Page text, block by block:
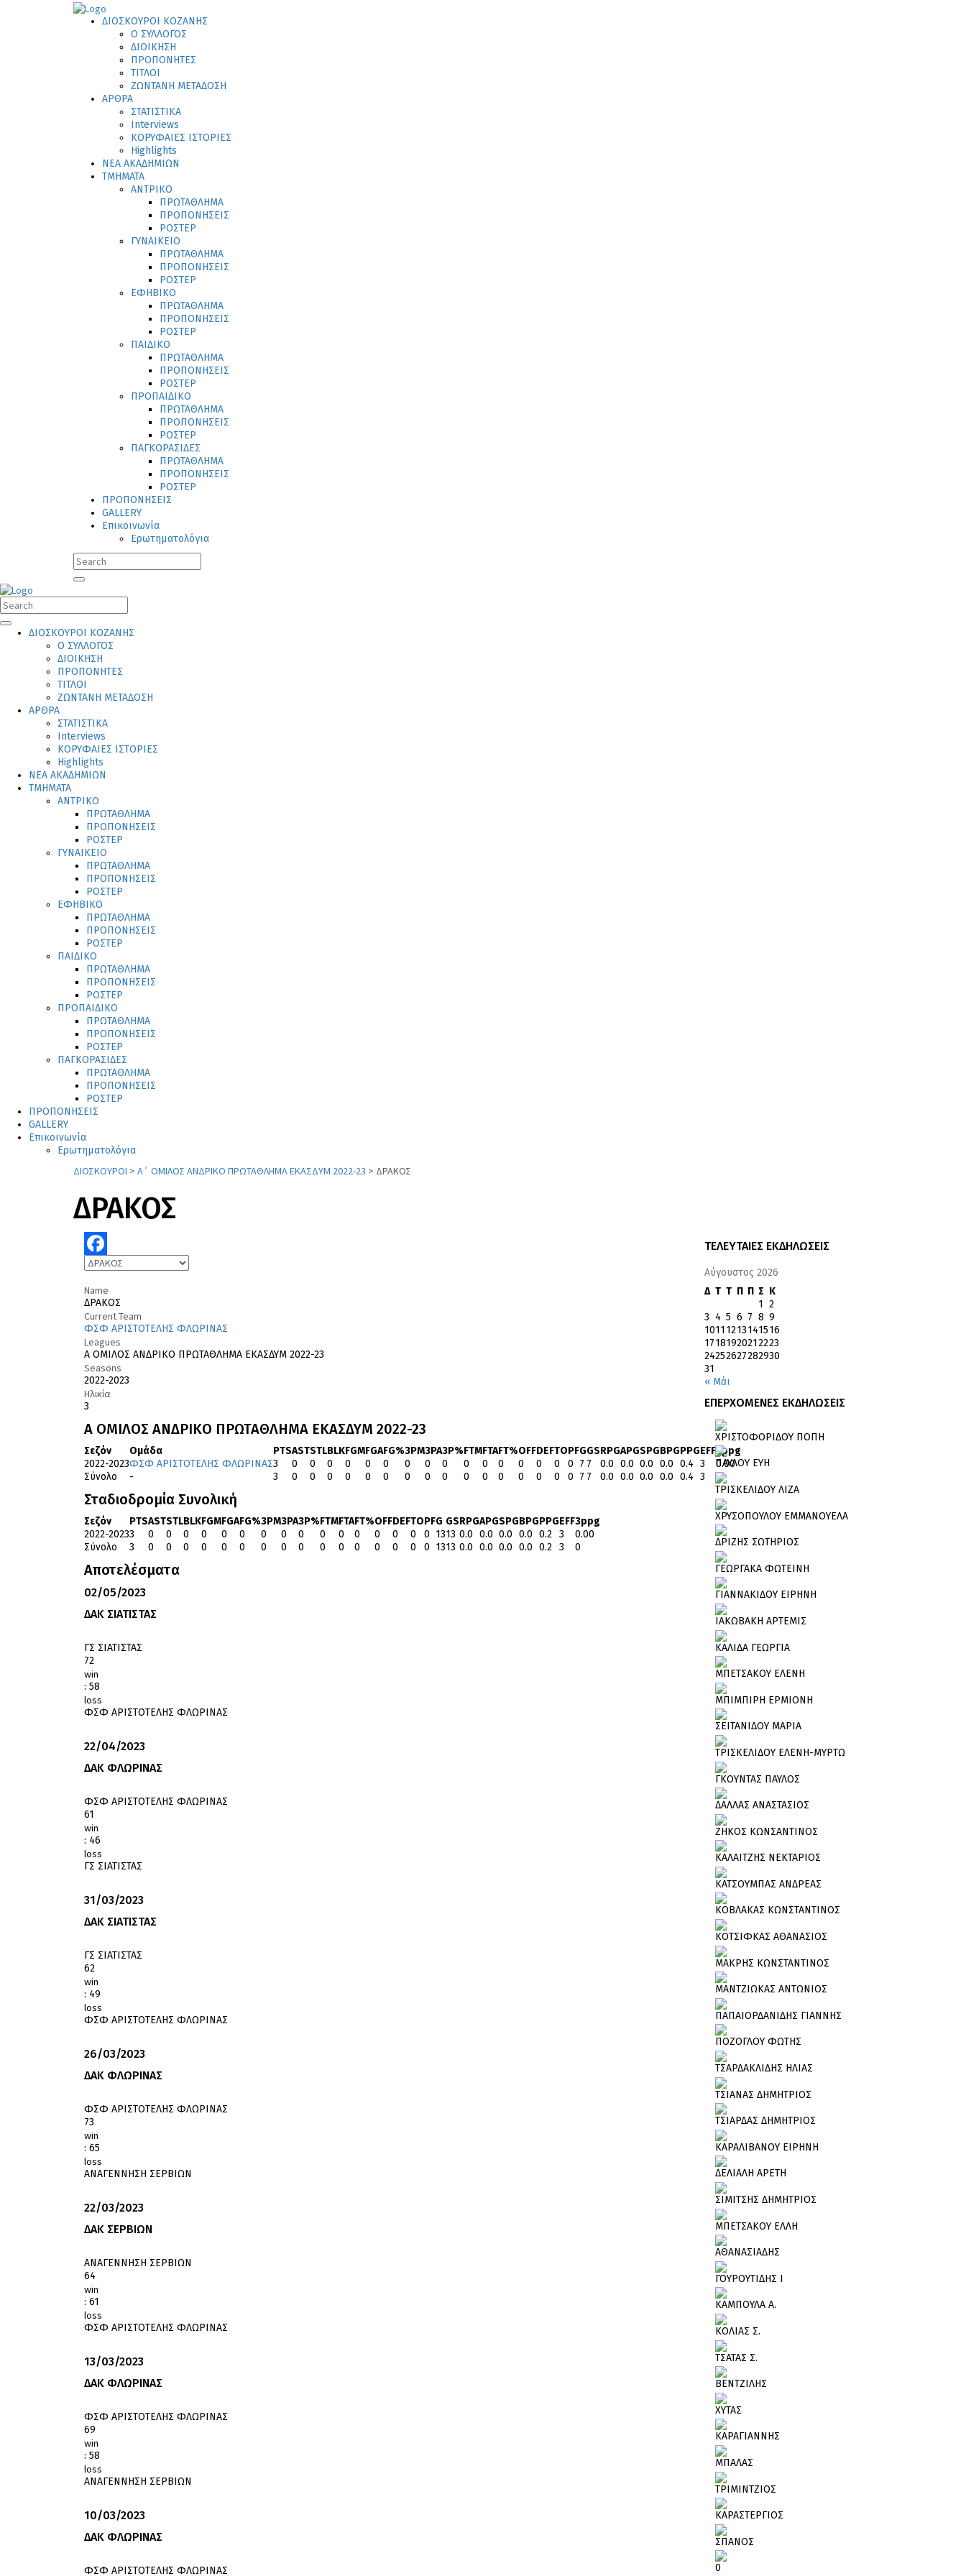
ΔΙΟΣΚΟΥΡΟΙ ΚΟΖΑΝΗΣ
Ο ΣΥΛΛΟΓΟΣ
ΔΙΟΙΚΗΣΗ
ΠΡΟΠΟΝΗΤΕΣ
ΤΙΤΛΟΙ
ΖΩΝΤΑΝΗ ΜΕΤΑΔΟΣΗ
ΑΡΘΡΑ
ΣΤΑΤΙΣΤΙΚΑ
Interviews
ΚΟΡΥΦΑΙΕΣ ΙΣΤΟΡΙΕΣ
Highlights
ΝΕΑ ΑΚΑΔΗΜΙΩΝ
ΤΜΗΜΑΤΑ
ΑΝΤΡΙΚΟ
ΠΡΩΤΑΘΛΗΜΑ
ΠΡΟΠΟΝΗΣΕΙΣ
ΡΟΣΤΕΡ
ΓΥΝΑΙΚΕΙΟ
ΠΡΩΤΑΘΛΗΜΑ
ΠΡΟΠΟΝΗΣΕΙΣ
ΡΟΣΤΕΡ
ΕΦΗΒΙΚΟ
ΠΡΩΤΑΘΛΗΜΑ
ΠΡΟΠΟΝΗΣΕΙΣ
ΡΟΣΤΕΡ
ΠΑΙΔΙΚΟ
ΠΡΩΤΑΘΛΗΜΑ
ΠΡΟΠΟΝΗΣΕΙΣ
ΡΟΣΤΕΡ
ΠΡΟΠΑΙΔΙΚΟ
ΠΡΩΤΑΘΛΗΜΑ
ΠΡΟΠΟΝΗΣΕΙΣ
ΡΟΣΤΕΡ
ΠΑΓΚΟΡΑΣΙΔΕΣ
ΠΡΩΤΑΘΛΗΜΑ
ΠΡΟΠΟΝΗΣΕΙΣ
ΡΟΣΤΕΡ
ΠΡΟΠΟΝΗΣΕΙΣ
GALLERY
Επικοινωνία
Ερωτηματολόγια
ΔΙΟΣΚΟΥΡΟΙ ΚΟΖΑΝΗΣ
Ο ΣΥΛΛΟΓΟΣ
ΔΙΟΙΚΗΣΗ
ΠΡΟΠΟΝΗΤΕΣ
ΤΙΤΛΟΙ
ΖΩΝΤΑΝΗ ΜΕΤΑΔΟΣΗ
ΑΡΘΡΑ
ΣΤΑΤΙΣΤΙΚΑ
Interviews
ΚΟΡΥΦΑΙΕΣ ΙΣΤΟΡΙΕΣ
Highlights
ΝΕΑ ΑΚΑΔΗΜΙΩΝ
ΤΜΗΜΑΤΑ
ΑΝΤΡΙΚΟ
ΠΡΩΤΑΘΛΗΜΑ
ΠΡΟΠΟΝΗΣΕΙΣ
ΡΟΣΤΕΡ
ΓΥΝΑΙΚΕΙΟ
ΠΡΩΤΑΘΛΗΜΑ
ΠΡΟΠΟΝΗΣΕΙΣ
ΡΟΣΤΕΡ
ΕΦΗΒΙΚΟ
ΠΡΩΤΑΘΛΗΜΑ
ΠΡΟΠΟΝΗΣΕΙΣ
ΡΟΣΤΕΡ
ΠΑΙΔΙΚΟ
ΠΡΩΤΑΘΛΗΜΑ
ΠΡΟΠΟΝΗΣΕΙΣ
ΡΟΣΤΕΡ
ΠΡΟΠΑΙΔΙΚΟ
ΠΡΩΤΑΘΛΗΜΑ
ΠΡΟΠΟΝΗΣΕΙΣ
ΡΟΣΤΕΡ
ΠΑΓΚΟΡΑΣΙΔΕΣ
ΠΡΩΤΑΘΛΗΜΑ
ΠΡΟΠΟΝΗΣΕΙΣ
ΡΟΣΤΕΡ
ΠΡΟΠΟΝΗΣΕΙΣ
GALLERY
Επικοινωνία
Ερωτηματολόγια
ΔΙΟΣΚΟΥΡΟΙ > Α΄ ΟΜΙΛΟΣ ΑΝΔΡΙΚΟ ΠΡΩΤΑΘΛΗΜΑ ΕΚΑΣΔΥΜ 2022-23 > ΔΡΑΚΟΣ
ΔΡΑΚΟΣ
Facebook
Name
ΔΡΑΚΟΣ
Current Team
ΦΣΦ ΑΡΙΣΤΟΤΕΛΗΣ ΦΛΩΡΙΝΑΣ
Leagues
Α΄ ΟΜΙΛΟΣ ΑΝΔΡΙΚΟ ΠΡΩΤΑΘΛΗΜΑ ΕΚΑΣΔΥΜ 2022-23
Seasons
2022-2023
Ηλικία
3
Α΄ ΟΜΙΛΟΣ ΑΝΔΡΙΚΟ ΠΡΩΤΑΘΛΗΜΑ ΕΚΑΣΔΥΜ 2022-23
Σεζόν Ομάδα PTSASTSTLBLKFGMFGAFG%3PM3PA3P%FTMFTAFT%OFFDEFTOPFGGSRPGAPGSPGBPGPPGEFF3ppg
2022-2023ΦΣΦ ΑΡΙΣΤΟΤΕΛΗΣ ΦΛΩΡΙΝΑΣ3 0 0 0 0 0 0 0 0 0 0 0 0 0 0 0 0 7 7 0.0 0.0 0.0 0.0 0.4 3
0.00
Σύνολο
- 3 0 0 0 0 0 0 0 0 0 0 0 0 0 0 0 0 7 7 0.0 0.0 0.0 0.0 0.4 3 0
Σταδιοδρομία Συνολική
Σεζόν PTSASTSTLBLKFGMFGAFG%3PM3PA3P%FTMFTAFT%OFFDEFTOPFG GSRPGAPGSPGBPGPPGEFF3ppg
2022-20233 0 0 0 0 0 0 0 0 0 0 0 0 0 0 0 0 1313 0.0 0.0 0.0 0.0 0.2 3
0.00
Σύνολο
3 0 0 0 0 0 0 0 0 0 0 0 0 0 0 0 0 1313 0.0 0.0 0.0 0.0 0.2 3 0
Αποτελέσματα
02/05/2023
ΔΑΚ ΣΙΑΤΙΣΤΑΣ
ΓΣ ΣΙΑΤΙΣΤΑΣ
72
win
: 58
loss
ΦΣΦ ΑΡΙΣΤΟΤΕΛΗΣ ΦΛΩΡΙΝΑΣ
22/04/2023
ΔΑΚ ΦΛΩΡΙΝΑΣ
ΦΣΦ ΑΡΙΣΤΟΤΕΛΗΣ ΦΛΩΡΙΝΑΣ
61
win
: 46
loss
ΓΣ ΣΙΑΤΙΣΤΑΣ
31/03/2023
ΔΑΚ ΣΙΑΤΙΣΤΑΣ
ΓΣ ΣΙΑΤΙΣΤΑΣ
62
win
: 49
loss
ΦΣΦ ΑΡΙΣΤΟΤΕΛΗΣ ΦΛΩΡΙΝΑΣ
26/03/2023
ΔΑΚ ΦΛΩΡΙΝΑΣ
ΦΣΦ ΑΡΙΣΤΟΤΕΛΗΣ ΦΛΩΡΙΝΑΣ
73
win
: 65
loss
ΑΝΑΓΕΝΝΗΣΗ ΣΕΡΒΙΩΝ
22/03/2023
ΔΑΚ ΣΕΡΒΙΩΝ
ΑΝΑΓΕΝΝΗΣΗ ΣΕΡΒΙΩΝ
64
win
: 61
loss
ΦΣΦ ΑΡΙΣΤΟΤΕΛΗΣ ΦΛΩΡΙΝΑΣ
13/03/2023
ΔΑΚ ΦΛΩΡΙΝΑΣ
ΦΣΦ ΑΡΙΣΤΟΤΕΛΗΣ ΦΛΩΡΙΝΑΣ
69
win
: 58
loss
ΑΝΑΓΕΝΝΗΣΗ ΣΕΡΒΙΩΝ
10/03/2023
ΔΑΚ ΦΛΩΡΙΝΑΣ
ΦΣΦ ΑΡΙΣΤΟΤΕΛΗΣ ΦΛΩΡΙΝΑΣ
ΤΕΛΕΥΤΑΙΕΣ ΕΚΔΗΛΩΣΕΙΣ
Αύγουστος 2026
Δ Τ Τ Π Π Σ Κ
« Μάι
1 2
3 4 5 6 7 8 9
10111213141516
17181920212223
24252627282930
31
ΕΠΕΡΧΟΜΕΝΕΣ ΕΚΔΗΛΩΣΕΙΣ
ΧΡΙΣΤΟΦΟΡΙΔΟΥ ΠΟΠΗ
ΠΑΥΛΟΥ ΕΥΗ
ΤΡΙΣΚΕΛΙΔΟΥ ΛΙΖΑ
ΧΡΥΣΟΠΟΥΛΟΥ ΕΜΜΑΝΟΥΕΛΑ
ΔΡΙΖΗΣ ΣΩΤΗΡΙΟΣ
ΓΕΩΡΓΑΚΑ ΦΩΤΕΙΝΗ
ΓΙΑΝΝΑΚΙΔΟΥ ΕΙΡΗΝΗ
ΙΑΚΩΒΑΚΗ ΑΡΤΕΜΙΣ
ΚΑΛΙΔΑ ΓΕΩΡΓΙΑ
ΜΠΕΤΣΑΚΟΥ ΕΛΕΝΗ
ΜΠΙΜΠΙΡΗ ΕΡΜΙΟΝΗ
ΣΕΙΤΑΝΙΔΟΥ ΜΑΡΙΑ
ΤΡΙΣΚΕΛΙΔΟΥ ΕΛΕΝΗ-ΜΥΡΤΩ
ΓΚΟΥΝΤΑΣ ΠΑΥΛΟΣ
ΔΑΛΛΑΣ ΑΝΑΣΤΑΣΙΟΣ
ΖΗΚΟΣ ΚΩΝΣΑΝΤΙΝΟΣ
ΚΑΛΑΙΤΖΗΣ ΝΕΚΤΑΡΙΟΣ
ΚΑΤΣΟΥΜΠΑΣ ΑΝΔΡΕΑΣ
ΚΟΒΛΑΚΑΣ ΚΩΝΣΤΑΝΤΙΝΟΣ
ΚΟΤΣΙΦΚΑΣ ΑΘΑΝΑΣΙΟΣ
ΜΑΚΡΗΣ ΚΩΝΣΤΑΝΤΙΝΟΣ
ΜΑΝΤΖΙΩΚΑΣ ΑΝΤΩΝΙΟΣ
ΠΑΠΑΙΟΡΔΑΝΙΔΗΣ ΓΙΑΝΝΗΣ
ΠΟΖΟΓΛΟΥ ΦΩΤΗΣ
ΤΣΑΡΔΑΚΛΙΔΗΣ ΗΛΙΑΣ
ΤΣΙΑΝΑΣ ΔΗΜΗΤΡΙΟΣ
ΤΣΙΑΡΔΑΣ ΔΗΜΗΤΡΙΟΣ
ΚΑΡΑΛΙΒΑΝΟΥ ΕΙΡΗΝΗ
ΔΕΛΙΑΛΗ ΑΡΕΤΗ
ΣΙΜΙΤΣΗΣ ΔΗΜΗΤΡΙΟΣ
ΜΠΕΤΣΑΚΟΥ ΕΛΛΗ
ΑΘΑΝΑΣΙΑΔΗΣ
ΓΟΥΡΟΥΤΙΔΗΣ Ι
ΚΑΜΠΟΥΛΑ Α.
ΚΟΛΙΑΣ Σ.
ΤΣΑΤΑΣ Σ.
ΒΕΝΤΖΙΛΗΣ
ΧΥΤΑΣ
ΚΑΡΑΓΙΑΝΝΗΣ
ΜΠΑΛΑΣ
ΤΡΙΜΙΝΤΖΙΟΣ
ΚΑΡΑΣΤΕΡΓΙΟΣ
ΣΠΑΝΟΣ
0